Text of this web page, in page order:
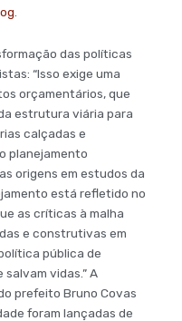
das políticas
“Isso exige uma
orçamentários, que
estrutura viária para
calçadas e
planejamento
origens em estudos da
está refletido no
as críticas à malha
e construtivas em
pública de
vidas.” A
prefeito Bruno Covas
foram lançadas de